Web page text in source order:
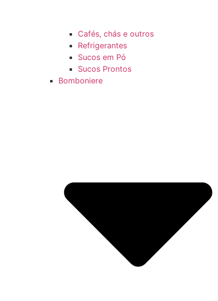
Cafés, chás e outros
Refrigerantes
Sucos em Pó
Sucos Prontos
Bomboniere